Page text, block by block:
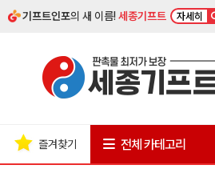
기프트인포의 새 이름!세종기프트 자세히
즐겨찾기 전체 카테고리